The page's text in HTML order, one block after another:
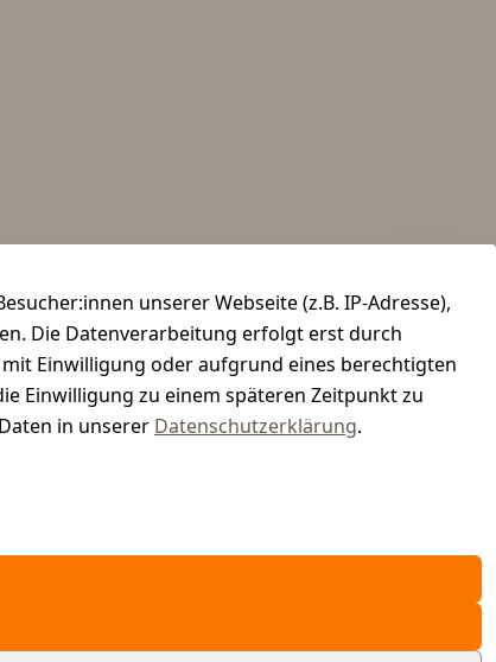
unserer Webseite (z.B. IP-Adresse),
Die Datenverarbeitung erfolgt erst durch
Einwilligung oder aufgrund eines berechtigten
Einwilligung zu einem späteren Zeitpunkt zu
in unserer Datenschutzerklärung.